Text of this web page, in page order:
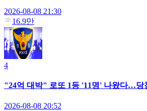
2026-08-08 21:30
16.9만
4
"24억 대박" 로또 1등 '11명' 나왔다…당
2026-08-08 20:52